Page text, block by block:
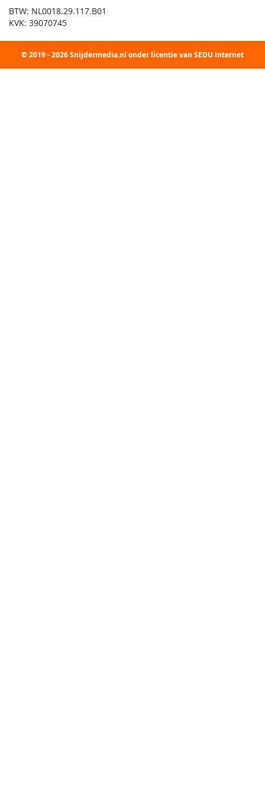
BTW: NL0018.29.117.B01
KVK: 39070745
© 2019 - 2026 Snijdermedia.nl onder licentie van SEDU Internet